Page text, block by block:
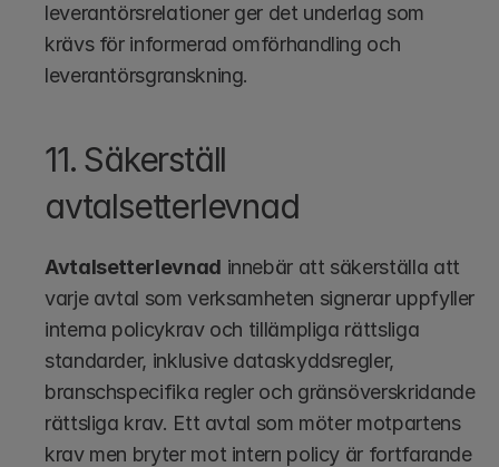
leverantörsrelationer ger det underlag som
krävs för informerad omförhandling och
leverantörsgranskning.
11. Säkerställ
avtalsetterlevnad
Avtalsetterlevnad innebär att säkerställa att
varje avtal som verksamheten signerar uppfyller
interna policykrav och tillämpliga rättsliga
standarder, inklusive dataskyddsregler,
branschspecifika regler och gränsöverskridande
rättsliga krav. Ett avtal som möter motpartens
krav men bryter mot intern policy är fortfarande